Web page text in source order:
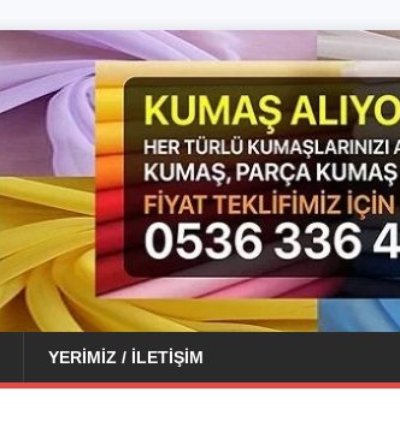
YERIMIZ / İLETIŞIM